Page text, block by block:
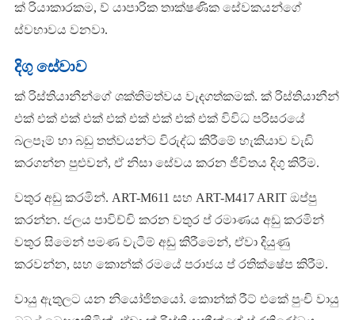
ක් රියාකාරකම, ව් යාපාරික තාක්ෂණික සේවකයන්ගේ
ස්වභාවය වනවා.
දිගු සේවාව
ක් රිස්තියානීන්ගේ ශක්තිමත්වය වැදගත්කමක්. ක් රිස්තියානීන්
එක් එක් එක් එක් එක් එක් එක් එක් එක් විවිධ පරිසරයේ
බලපෑම් හා බඩු තත්වයන්ට විරුද්ධ කිරීමේ හැකියාව වැඩි
කරගන්න පුළුවන්, ඒ නිසා සේවය කරන ජීවිතය දිගු කිරීම.
වතුර අඩු කරමින්. ART-M611 සහ ART-M417 ARIT ඔප්පු
කරන්න. ජලය පාවිච්චි කරන වතුර ප් රමාණය අඩු කරමින්
වතුර සිමෙන් පමණ වැටීම් අඩු කිරීමෙන්, ඒවා දියුණු
කරවන්න, සහ කොන්ක් රමයේ පරාජය ප් රතික්ෂේප කිරීම.
වායු ඇතුලට යන නියෝජිතයෝ. කොන්ක් රීට් එකේ පුංචි වායු